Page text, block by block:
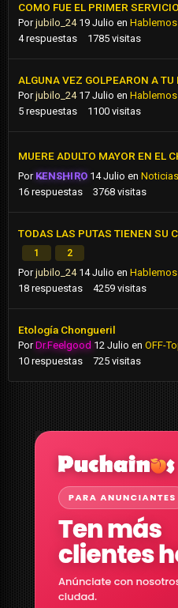
COMO FUE EL PRIMER
Porjubilo_24 19 Julio en
4 respuestas 1785 visitas
ALGUNA VEZ GOLPEARON A TU
Porjubilo_24 17 Julio en
5 respuestas 1100 visitas
MUERE ADULTO MAYOR EN EL
Por KENSHIRO 14 Julio en
16 respuestas 3768 visitas
TODAS LAS PUTAS TIENEN SU
1 2
Porjubilo_24 14 Julio en
18 respuestas 4259 visitas
Etología Chongueril
PorDr.Feelgood 12 Julio en OFF-
10 respuestas 725 visitas